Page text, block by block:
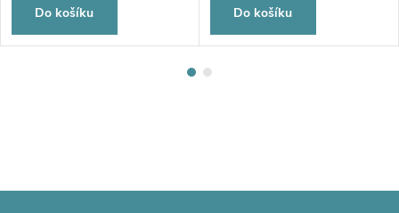
Do košíku Do košíku